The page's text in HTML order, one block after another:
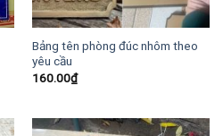
Bảng tên phòng đúc nhôm theo
yêu cầu
160.00₫